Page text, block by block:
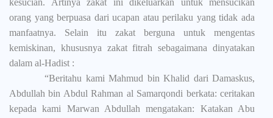
kesucian. Artinya zakat ini dikeluarkan untuk mensucikan
orang yang berpuasa dari ucapan atau perilaku yang tidak ada
manfaatnya. Selain itu zakat berguna untuk mengentas
kemiskinan, khususnya zakat fitrah sebagaimana dinyatakan
dalam al-Hadist :
“Beritahu kami Mahmud bin Khalid dari Damaskus,
Abdullah bin Abdul Rahman al Samarqondi berkata: ceritakan
kepada kami Marwan Abdullah mengatakan: Katakan Abu